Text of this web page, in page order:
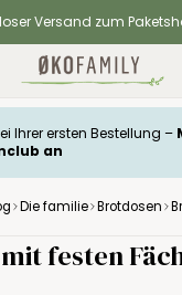
Versand zum
Ihrer ersten Bestellung –
an
Die familie Brotdosen
festen